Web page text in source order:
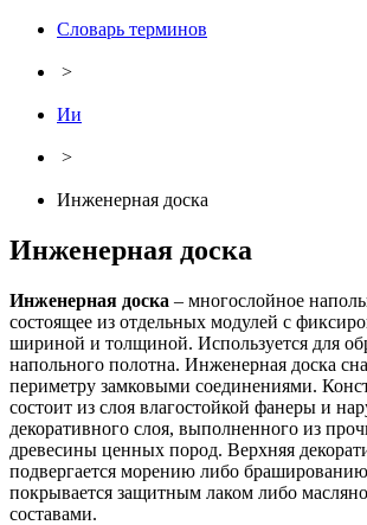
Словарь терминов
>
Ии
>
Инженерная доска
Инженерная доска
Инженерная доска – многослойное
состоящее из отдельных модулей с
шириной и толщиной. Используется для
напольного полотна. Инженерная доска
периметру замковыми соединениями.
состоит из слоя влагостойкой фанеры и
декоративного слоя, выполненного из
древесины ценных пород. Верхняя
подвергается морению либо
покрывается защитным лаком либо
составами.